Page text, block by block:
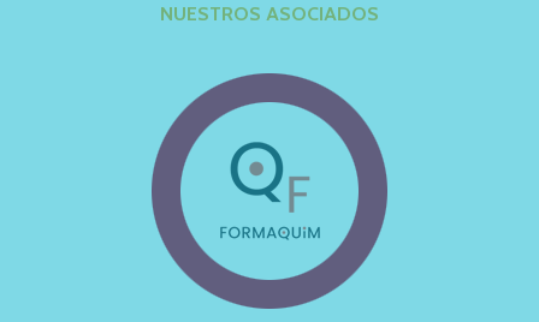
NUESTROS ASOCIADOS